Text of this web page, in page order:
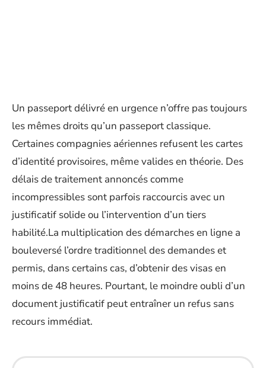
Un passeport délivré en urgence n’offre pas toujours
les mêmes droits qu’un passeport classique.
Certaines compagnies aériennes refusent les cartes
d’identité provisoires, même valides en théorie. Des
délais de traitement annoncés comme
incompressibles sont parfois raccourcis avec un
justificatif solide ou l’intervention d’un tiers
habilité.La multiplication des démarches en ligne a
bouleversé l’ordre traditionnel des demandes et
permis, dans certains cas, d’obtenir des visas en
moins de 48 heures. Pourtant, le moindre oubli d’un
document justificatif peut entraîner un refus sans
recours immédiat.